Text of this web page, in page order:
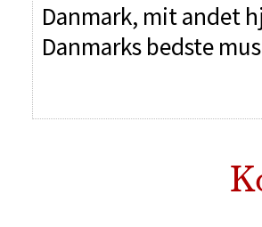
Danmark, mit andet
Danmarks bedste